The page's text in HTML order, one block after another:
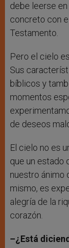
debe leerse
concreto con
Testamento.
Pero el cielo
Sus
bíblicos y
momentos
de deseos
El cielo no es
que un estado
nuestro ánimo
mismo, es
alegría de la
corazón.
–¿Está